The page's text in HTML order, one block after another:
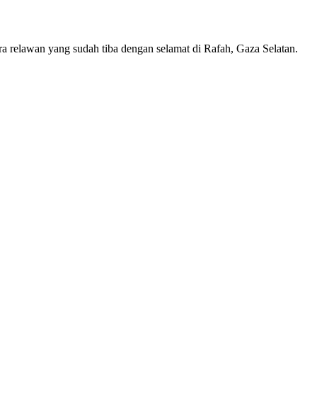
yang sudah tiba dengan selamat di Rafah, Gaza Selatan.